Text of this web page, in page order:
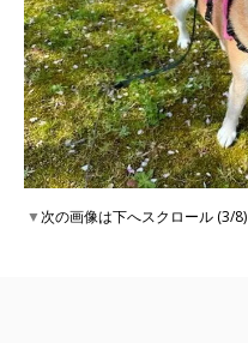
▼次の画像は下へスクロール (3/8)